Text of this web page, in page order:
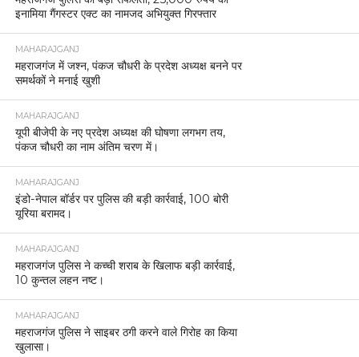
इनामिया गैंगस्टर एक्ट का नामजद अभियुक्त गिरफ्तार
MAHARAJGANJ
महराजगंज में जश्न, पंकज चौधरी के प्रदेश अध्यक्ष बनने पर
समर्थकों ने मनाई खुशी
MAHARAJGANJ
यूपी बीजेपी के नए प्रदेश अध्यक्ष की घोषणा लगभग तय,
पंकज चौधरी का नाम अंतिम चरण में।
MAHARAJGANJ
इंडो-नेपाल बॉर्डर पर पुलिस की बड़ी कार्रवाई, 100 बोरी
यूरिया बरामद।
MAHARAJGANJ
महराजगंज पुलिस ने कच्ची शराब के खिलाफ बड़ी कार्रवाई,
10 कुन्तल लहन नष्ट।
MAHARAJGANJ
महराजगंज पुलिस ने साइबर ठगी करने वाले गिरोह का किया
खुलासा।